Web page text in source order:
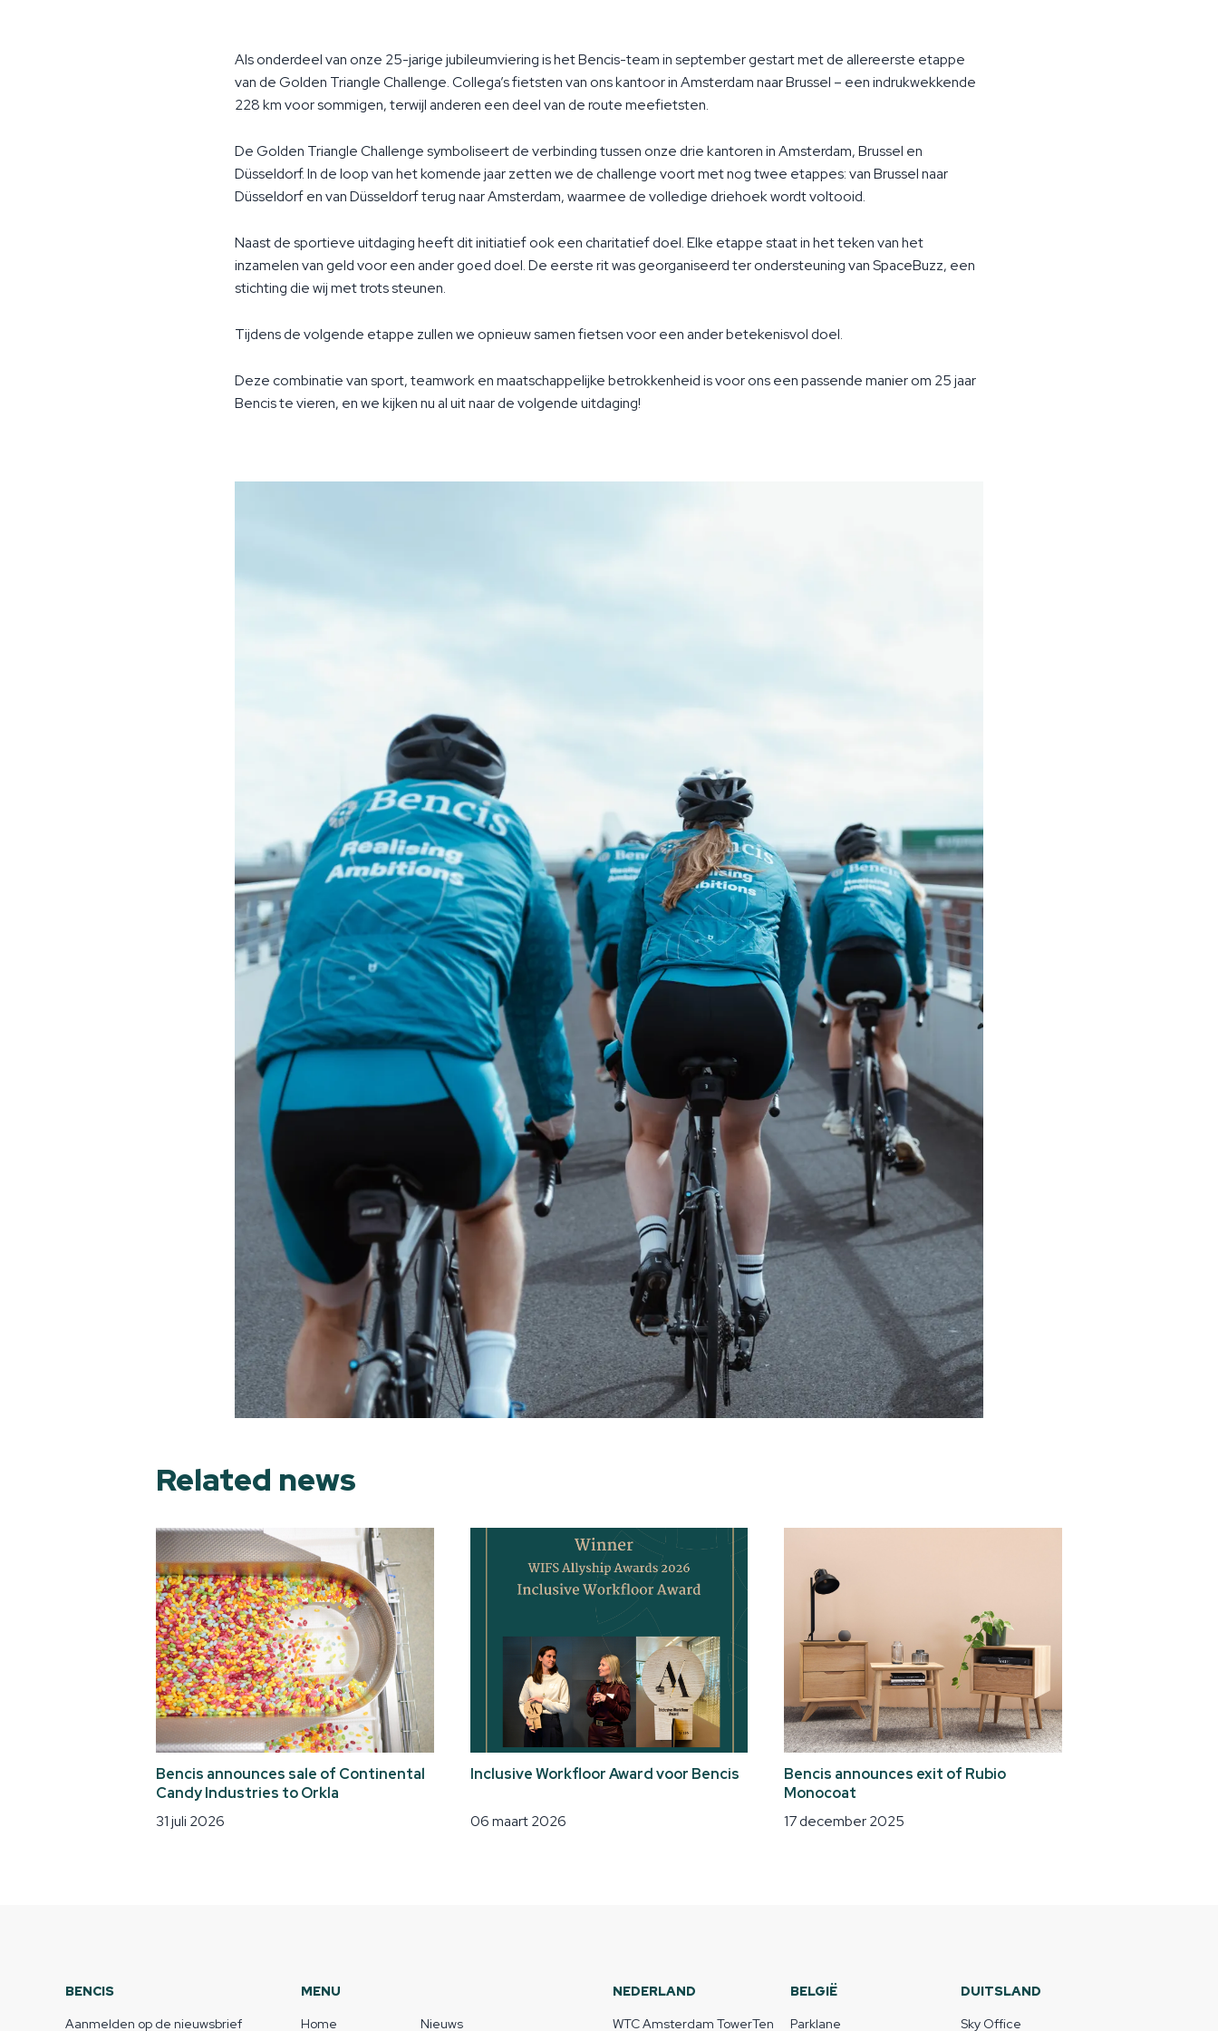
Als onderdeel van onze 25-jarige jubileumviering is het Bencis-team in september gestart met de allereerste etappe
van de Golden Triangle Challenge. Collega’s fietsten van ons kantoor in Amsterdam naar Brussel – een indrukwekkende
228 km voor sommigen, terwijl anderen een deel van de route meefietsten.
De Golden Triangle Challenge symboliseert de verbinding tussen onze drie kantoren in Amsterdam, Brussel en
Düsseldorf. In de loop van het komende jaar zetten we de challenge voort met nog twee etappes: van Brussel naar
Düsseldorf en van Düsseldorf terug naar Amsterdam, waarmee de volledige driehoek wordt voltooid.
Naast de sportieve uitdaging heeft dit initiatief ook een charitatief doel. Elke etappe staat in het teken van het
inzamelen van geld voor een ander goed doel. De eerste rit was georganiseerd ter ondersteuning van SpaceBuzz, een
stichting die wij met trots steunen.
Tijdens de volgende etappe zullen we opnieuw samen fietsen voor een ander betekenisvol doel.
Deze combinatie van sport, teamwork en maatschappelijke betrokkenheid is voor ons een passende manier om 25 jaar
Bencis te vieren, en we kijken nu al uit naar de volgende uitdaging!
Related news
Bencis announces sale of Continental
Candy Industries to Orkla
31 juli 2026
Inclusive Workfloor Award voor Bencis
06 maart 2026
Bencis announces exit of Rubio
Monocoat
17 december 2025
BENCIS
Aanmelden op de nieuwsbrief
MENU
Home
Nieuws
NEDERLAND
WTC Amsterdam TowerTen
BELGIË
Parklane
DUITSLAND
Sky Office